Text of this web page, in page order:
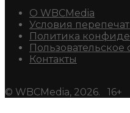
О WBCMedia
Условия
Политика
Пользовательское
Контакты
© WBCMedia, 2026. 16+